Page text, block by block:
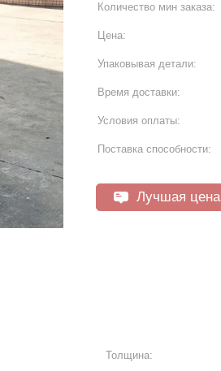
Количество мин заказа:
Цена:
Упаковывая детали:
Время доставки:
Условия оплаты:
Поставка способности:
Лучшая цена
Толщина: